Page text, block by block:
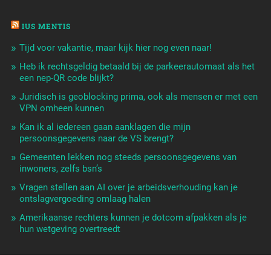
IUS MENTIS
Tijd voor vakantie, maar kijk hier nog even naar!
Heb ik rechtsgeldig betaald bij de parkeerautomaat als het
een nep-QR code blijkt?
Juridisch is geoblocking prima, ook als mensen er met een
VPN omheen kunnen
Kan ik al iedereen gaan aanklagen die mijn
persoonsgegevens naar de VS brengt?
Gemeenten lekken nog steeds persoonsgegevens van
inwoners, zelfs bsn’s
Vragen stellen aan AI over je arbeidsverhouding kan je
ontslagvergoeding omlaag halen
Amerikaanse rechters kunnen je dotcom afpakken als je
hun wetgeving overtreedt